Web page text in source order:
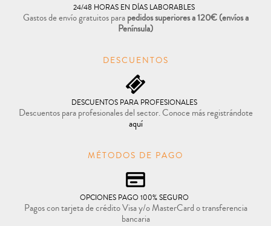
24/48 HORAS EN DÍAS LABORABLES
Gastos de envío gratuitos parapedidos superiores a 120€(envíos a
Península)
DESCUENTOS
DESCUENTOS PARA PROFESIONALES
Descuentos para profesionales del sector. Conoce más registrándote
aquí
MÉTODOS DE PAGO
OPCIONES PAGO 100% SEGURO
Pagos con tarjeta de crédito Visa y/o MasterCard o transferencia
bancaria